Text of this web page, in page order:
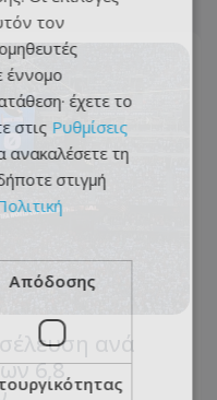
ανά
6,8
τον
έννομο
έχετε το
στις Ρυθμίσεις
ανακαλέσετε τη
στιγμή
Απόδοσης